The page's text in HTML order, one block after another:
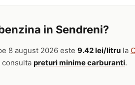
in Sendreni?
8 august 2026 este 9.42 lei/litru la
consulta preturi minime carburanti.